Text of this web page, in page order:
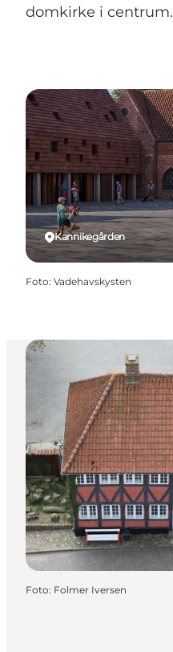
domkirke i centrum.
Kannikegården
Foto: Vadehavskysten
Foto: Folmer Iversen